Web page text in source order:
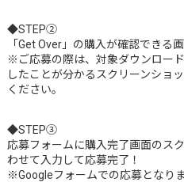
◆STEP②
「Get Over」の購入が確認できる
※ご応募の際は、対象ダウンロー
したことが分かるスクリーンショ
ください。
◆STEP③
応募フォームに購入完了画面のス
わせて入力して応募完了！
※Googleフォームでの応募となり